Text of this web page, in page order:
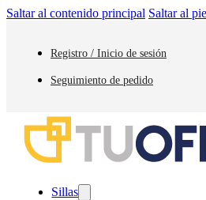
Saltar al contenido principal Saltar al
Registro / Inicio de sesión
Seguimiento de pedido
Sillas